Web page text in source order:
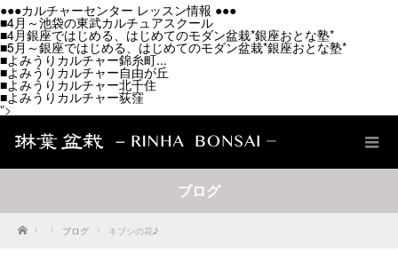
●●●カルチャーセンター レッスン情報 ●●●
■4月～池袋の東武カルチュアスクール
■4月銀座ではじめる、はじめてのモダン盆栽*銀座おとな塾*
■5月～銀座ではじめる、はじめてのモダン盆栽*銀座おとな塾*
■よみうりカルチャー錦糸町...
■よみうりカルチャー自由が丘
■よみうりカルチャー北千住
■よみうりカルチャー荻窪
">
ブログ
Home ブログ キブシの花♪